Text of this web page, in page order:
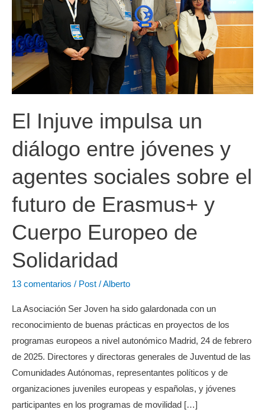
El Injuve impulsa un
diálogo entre jóvenes y
agentes sociales sobre el
futuro de Erasmus+ y
Cuerpo Europeo de
Solidaridad
13 comentarios / Post /Alberto
La Asociación Ser Joven ha sido galardonada con un
reconocimiento de buenas prácticas en proyectos de los
programas europeos a nivel autonómico Madrid, 24 de febrero
de 2025. Directores y directoras generales de Juventud de las
Comunidades Autónomas, representantes políticos y de
organizaciones juveniles europeas y españolas, y jóvenes
participantes en los programas de movilidad […]